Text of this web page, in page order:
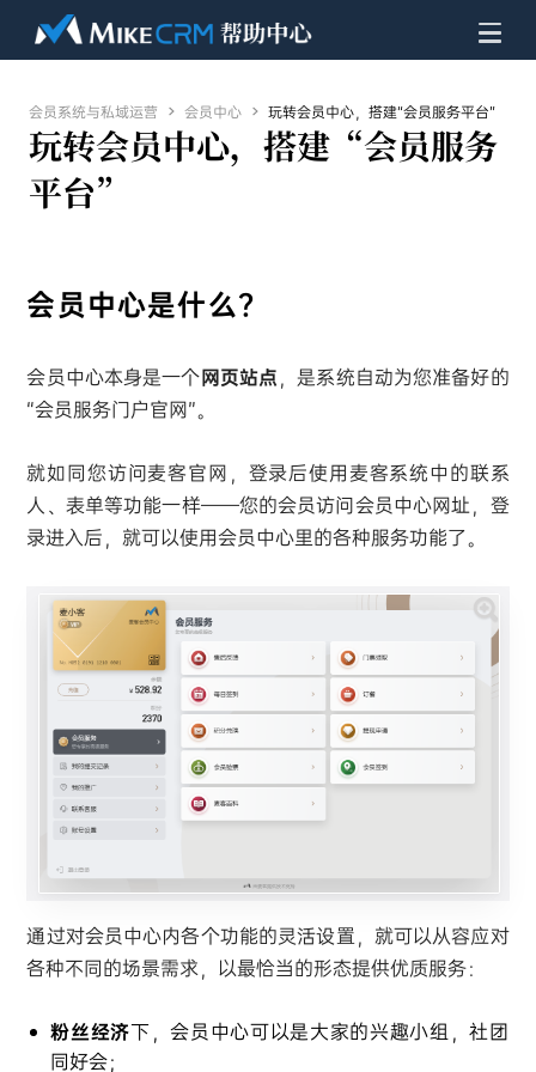
会员系统与私域运营  会员中心  玩转会员中心，搭建“会员服务平台”
玩转会员中心，搭建“会员服务
平台”
会员中心是什么？
会员中心本身是一个网页站点，是系统自动为您准备好的
“会员服务门户官网”。
就如同您访问麦客官网，登录后使用麦客系统中的联系
人、表单等功能一样——您的会员访问会员中心网址，登
录进入后，就可以使用会员中心里的各种服务功能了。
通过对会员中心内各个功能的灵活设置，就可以从容应对
各种不同的场景需求，以最恰当的形态提供优质服务：
粉丝经济下，会员中心可以是大家的兴趣小组，社团
同好会；